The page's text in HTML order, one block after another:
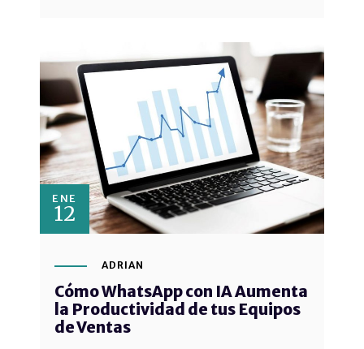
ENE
12
ADRIAN
Cómo WhatsApp con IA Aumenta
la Productividad de tus Equipos
de Ventas